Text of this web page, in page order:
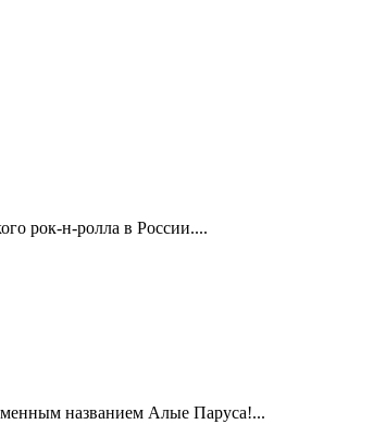
рок-н-ролла в России....
названием Алые Паруса!...